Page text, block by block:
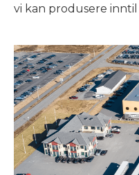
vi kan produsere